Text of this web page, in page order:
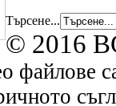
Търсене...
© 2016
файлове